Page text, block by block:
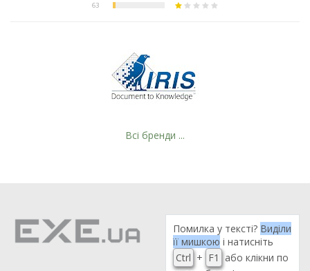
Рейтинг EXE.ua:4.6
974
Всі бренди ...
Помилка у тексті? Виділи
її мишкою і натисніть
Ctrl + F1
або клікни по